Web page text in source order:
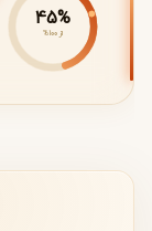
45%
از 100%